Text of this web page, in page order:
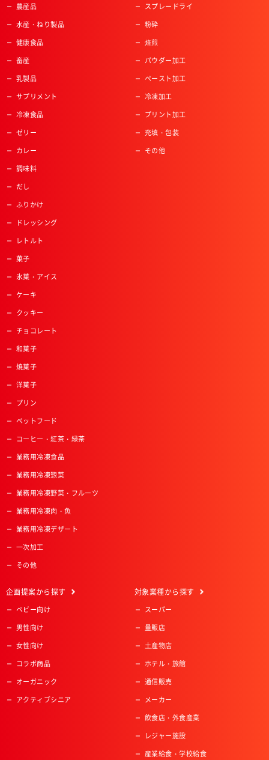
農産品
水産・ねり製品
健康食品
畜産
乳製品
サプリメント
冷凍食品
ゼリー
カレー
調味料
だし
ふりかけ
ドレッシング
レトルト
菓子
氷菓・アイス
ケーキ
クッキー
チョコレート
和菓子
焼菓子
洋菓子
プリン
ペットフード
コーヒー・紅茶・緑茶
業務用冷凍食品
業務用冷凍惣菜
業務用冷凍野菜・フルーツ
業務用冷凍肉・魚
業務用冷凍デザート
一次加工
その他
スプレードライ
粉砕
焙煎
パウダー加工
ペースト加工
冷凍加工
プリント加工
充填・包装
その他
企画提案から探す
ベビー向け
男性向け
女性向け
コラボ商品
オーガニック
アクティブシニア
対象業種から探す
スーパー
量販店
土産物店
ホテル・旅館
通信販売
メーカー
飲食店・外食産業
レジャー施設
産業給食・学校給食